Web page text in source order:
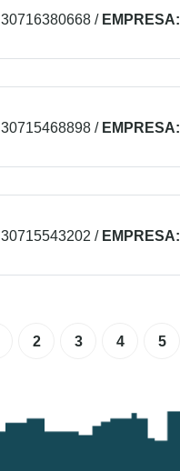
30716380668 / EMPRESA:
30715468898 / EMPRESA:
30715543202 / EMPRESA:
2 3 4 5